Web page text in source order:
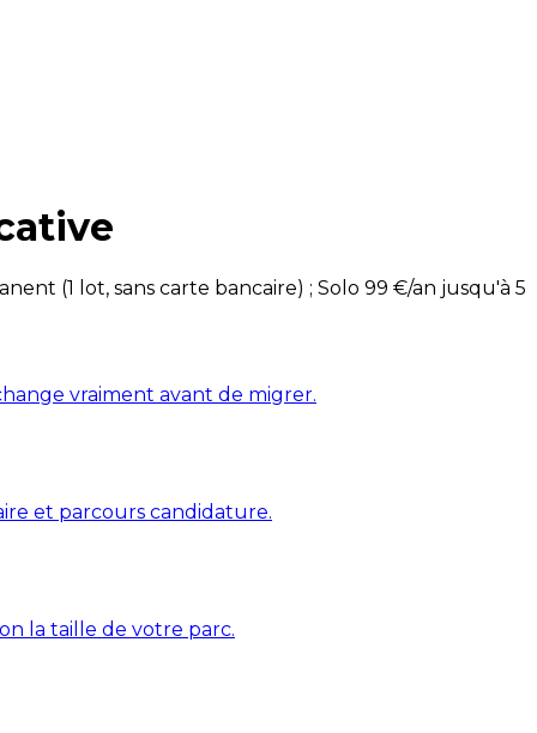
(1 lot, sans carte bancaire) ; Solo 99 €/an jusqu'à 5
vraiment avant de migrer.
et parcours candidature.
la taille de votre parc.